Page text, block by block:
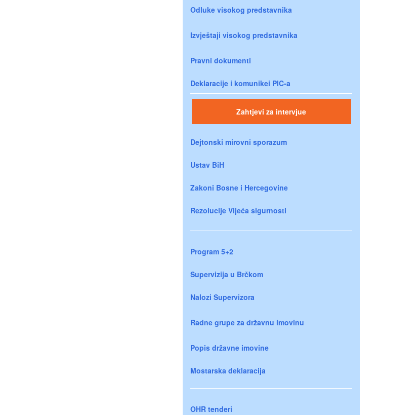
Odluke visokog predstavnika
Izvještaji visokog predstavnika
Pravni dokumenti
Deklaracije i komunikei PIC-a
Zahtjevi za intervjue
Dejtonski mirovni sporazum
Ustav BiH
Zakoni Bosne i Hercegovine
Rezolucije Vijeća sigurnosti
Program 5+2
Supervizija u Brčkom
Nalozi Supervizora
Radne grupe za državnu imovinu
Popis državne imovine
Mostarska deklaracija
OHR tenderi